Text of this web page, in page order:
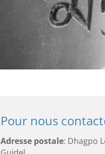
Pour nous
Adresse postale: Dhagpo